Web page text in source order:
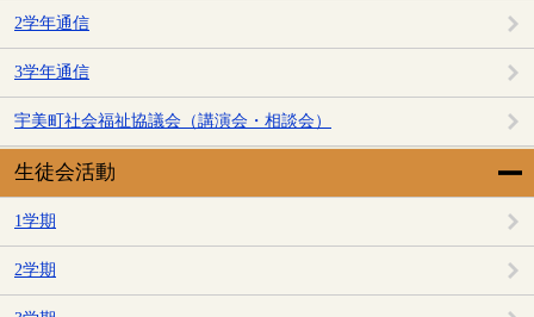
2学年通信
3学年通信
宇美町社会福祉協議会（講演会・相談会）
生徒会活動
1学期
2学期